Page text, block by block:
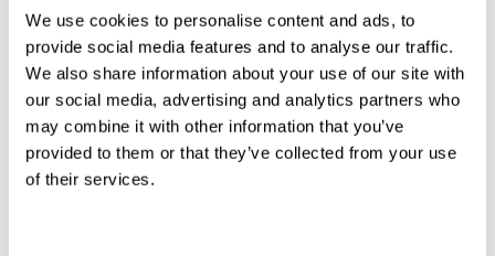
We use cookies to personalise content and ads, to
provide social media features and to analyse our traffic.
We also share information about your use of our site with
our social media, advertising and analytics partners who
may combine it with other information that you’ve
provided to them or that they’ve collected from your use
of their services.
Das könnte Sie auch
interessieren